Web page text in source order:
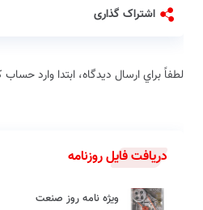
اشتراک گذاری
لطفاً براي ارسال دیدگاه، ابتدا وارد
دریافت فایل روزنامه
ویژه نامه روز صنعت